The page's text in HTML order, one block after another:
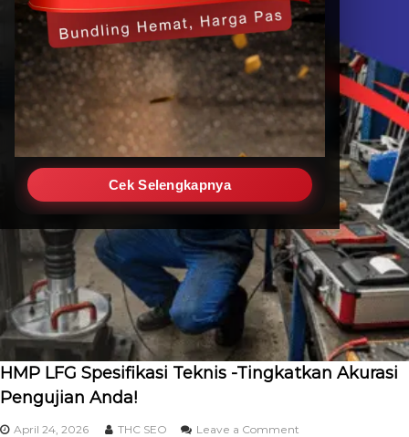
Cek Selengkapnya
HMP LFG Spesifikasi Teknis -Tingkatkan Akurasi
Pengujian Anda!
April 24, 2026 THC SEO Leave a Comment